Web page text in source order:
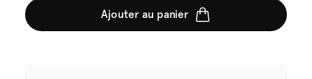
Ajouter au panier